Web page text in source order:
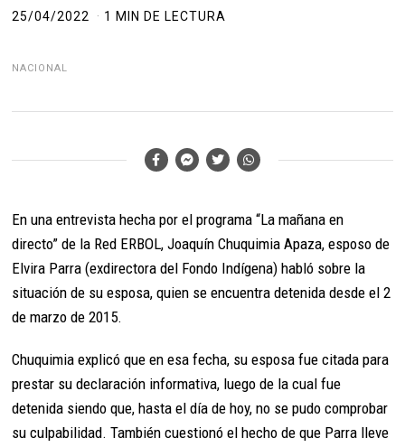
25/04/2022 1 MIN DE LECTURA
NACIONAL
En una entrevista hecha por el programa “La mañana en
directo” de la Red ERBOL, Joaquín Chuquimia Apaza, esposo de
Elvira Parra (exdirectora del Fondo Indígena) habló sobre la
situación de su esposa, quien se encuentra detenida desde el 2
de marzo de 2015.
Chuquimia explicó que en esa fecha, su esposa fue citada para
prestar su declaración informativa, luego de la cual fue
detenida siendo que, hasta el día de hoy, no se pudo comprobar
su culpabilidad. También cuestionó el hecho de que Parra lleve